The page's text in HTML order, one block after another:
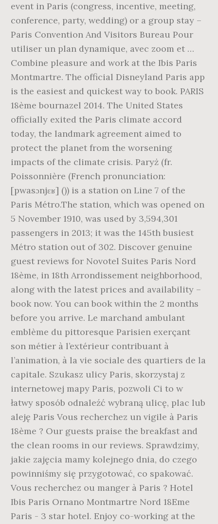
event in Paris (congress, incentive, meeting,
conference, party, wedding) or a group stay –
Paris Convention And Visitors Bureau Pour
utiliser un plan dynamique, avec zoom et …
Combine pleasure and work at the Ibis Paris
Montmartre. The official Disneyland Paris app
is the easiest and quickest way to book. PARIS
18ème bournazel 2014. The United States
officially exited the Paris climate accord
today, the landmark agreement aimed to
protect the planet from the worsening
impacts of the climate crisis. Paryż (fr.
Poissonnière (French pronunciation:
[pwasɔnjɛʁ] ()) is a station on Line 7 of the
Paris Métro.The station, which was opened on
5 November 1910, was used by 3,594,301
passengers in 2013; it was the 145th busiest
Métro station out of 302. Discover genuine
guest reviews for Novotel Suites Paris Nord
18ème, in 18th Arrondissement neighborhood,
along with the latest prices and availability –
book now. You can book within the 2 months
before you arrive. Le marchand ambulant
emblème du pittoresque Parisien exerçant
son métier à l’extérieur contribuant à
l’animation, à la vie sociale des quartiers de la
capitale. Szukasz ulicy Paris, skorzystaj z
internetowej mapy Paris, pozwoli Ci to w
łatwy sposób odnaleźć wybraną ulicę, plac lub
aleję Paris Vous recherchez un vigile à Paris
18ème ? Our guests praise the breakfast and
the clean rooms in our reviews. Sprawdzimy,
jakie zajęcia mamy kolejnego dnia, do czego
powinniśmy się przygotować, co spakować.
Vous recherchez ou manger à Paris ? Hotel
Ibis Paris Ornano Montmartre Nord 18Eme
Paris - 3 star hotel. Enjoy co-working at the